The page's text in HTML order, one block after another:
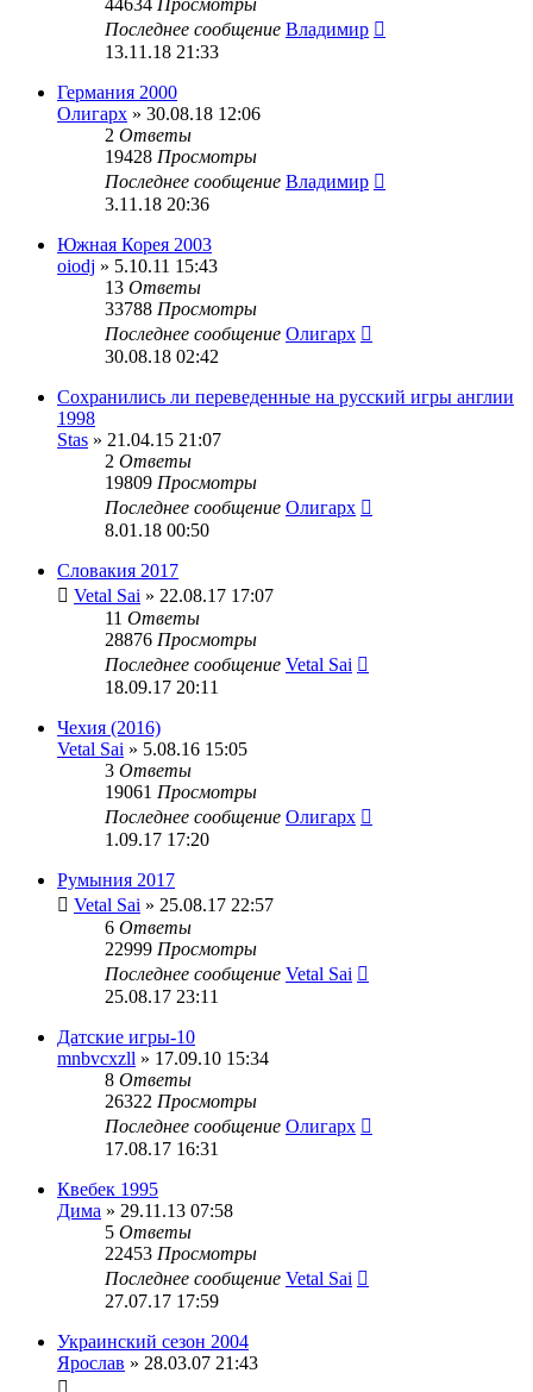
Последнее сообщение Владимир
13.11.18 21:33
Германия 2000
Олигарх » 30.08.18 12:06
2 Ответы
19428 Просмотры
Последнее сообщение Владимир
3.11.18 20:36
Южная Корея 2003
oiodj » 5.10.11 15:43
13 Ответы
33788 Просмотры
Последнее сообщение Олигарх
30.08.18 02:42
Сохранились ли переведенные на русский игры англии
1998
Stas » 21.04.15 21:07
2 Ответы
19809 Просмотры
Последнее сообщение Олигарх
8.01.18 00:50
Словакия 2017
Vetal Sai » 22.08.17 17:07
11 Ответы
28876 Просмотры
Последнее сообщение Vetal Sai
18.09.17 20:11
Чехия (2016)
Vetal Sai » 5.08.16 15:05
3 Ответы
19061 Просмотры
Последнее сообщение Олигарх
1.09.17 17:20
Румыния 2017
Vetal Sai » 25.08.17 22:57
6 Ответы
22999 Просмотры
Последнее сообщение Vetal Sai
25.08.17 23:11
Датские игры-10
mnbvcxzll » 17.09.10 15:34
8 Ответы
26322 Просмотры
Последнее сообщение Олигарх
17.08.17 16:31
Квебек 1995
Дима » 29.11.13 07:58
5 Ответы
22453 Просмотры
Последнее сообщение Vetal Sai
27.07.17 17:59
Украинский сезон 2004
Ярослав » 28.03.07 21:43